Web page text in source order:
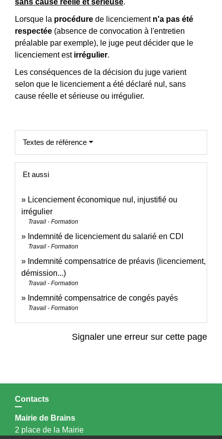
sans cause réelle et sérieuse.
Lorsque la procédure de licenciementn'a pas été
respectée (absence de convocation à l'entretien
préalable par exemple), le juge peut décider que le
licenciement est irrégulier.
Les conséquences de la décision du juge varient
selon que le licenciement a été déclaré nul, sans
cause réelle et sérieuse ou irrégulier.
Textes de référence
Et aussi
Licenciement économique nul, injustifié ou
irrégulier
Travail - Formation
Indemnité de licenciement du salarié en CDI
Travail - Formation
Indemnité compensatrice de préavis (licenciement,
démission...)
Travail - Formation
Indemnité compensatrice de congés payés
Travail - Formation
Signaler une erreur sur cette page
Contacts
Mairie de Brains
2 place de la Mairie